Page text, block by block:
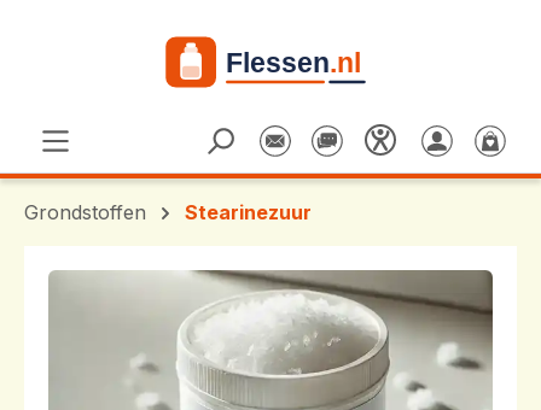
Grondstoffen Stearinezuur